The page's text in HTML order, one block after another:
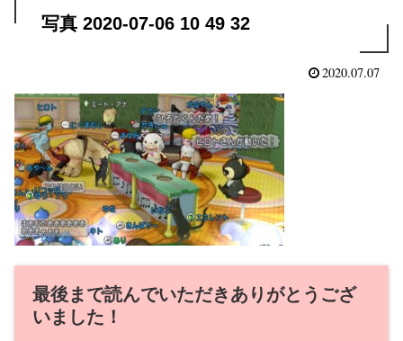
写真 2020-07-06 10 49 32
2020.07.07
最後まで読んでいただきありがとうござ
いました！